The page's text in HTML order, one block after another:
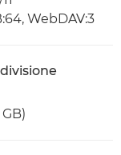
WebDAV:3